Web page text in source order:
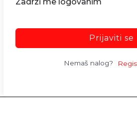
Prijaviti se
Nemaš nalog?